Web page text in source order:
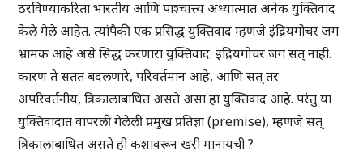
ठरविण्याकरिता भारतीय आणि पाश्चात्त्य अध्यात्मात अनेक युक्तिवाद
केले गेले आहेत. त्यांपैकी एक प्रसिद्ध युक्तिवाद म्हणजे इंद्रियगोचर जग
भ्रामक आहे असे सिद्ध करणारा युक्तिवाद. इंद्रियगोचर जग सत् नाही.
कारण ते सतत बदलणारे, परिवर्तमान आहे, आणि सत् तर
अपरिवर्तनीय, त्रिकालाबाधित असते असा हा युक्तिवाद आहे. परंतु या
युक्तिवादात वापरली गेलेली प्रमुख प्रतिज्ञा (premise), म्हणजे सत्
त्रिकालाबाधित असते ही कशावरून खरी मानायची ?